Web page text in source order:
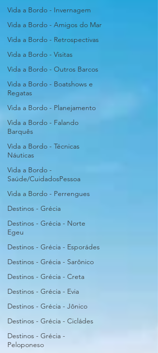
Vida a Bordo - Invernagem
Vida a Bordo - Amigos do Mar
Vida a Bordo - Retrospectivas
Vida a Bordo - Visitas
Vida a Bordo - Outros Barcos
Vida a Bordo - Boatshows e
Regatas
Vida a Bordo - Planejamento
Vida a Bordo - Falando
Barquês
Vida a Bordo - Técnicas
Náuticas
Vida a Bordo -
Saúde/CuidadosPessoa
Vida a Bordo - Perrengues
Destinos - Grécia
Destinos - Grécia - Norte
Egeu
Destinos - Grécia - Esporádes
Destinos - Grécia - Sarônico
Destinos - Grécia - Creta
Destinos - Grécia - Evia
Destinos - Grécia - Jônico
Destinos - Grécia - Cicládes
Destinos - Grécia -
Peloponeso